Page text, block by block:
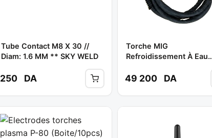
Tube Contact M8 X 30 //
Diam: 1.6 MM ** SKY WELD
250 DA
Torche MIG
Refroidissement À Eau
SKYWELD
49 200 DA